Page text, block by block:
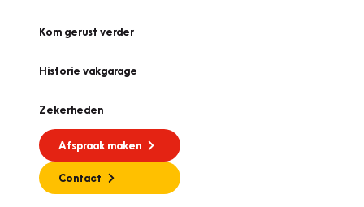
Kom gerust verder
Historie vakgarage
Zekerheden
Afspraak maken
Contact